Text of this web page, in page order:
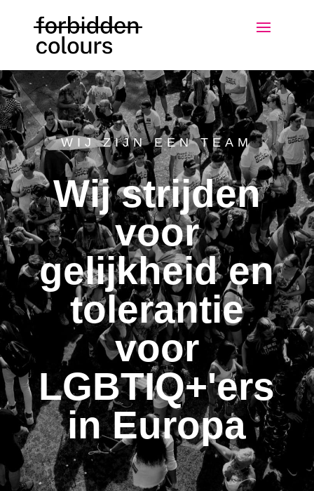
WIJ ZIJN EEN TEAM
Wij strijden
voor
gelijkheid en
tolerantie
voor
LGBTIQ+'ers
in Europa